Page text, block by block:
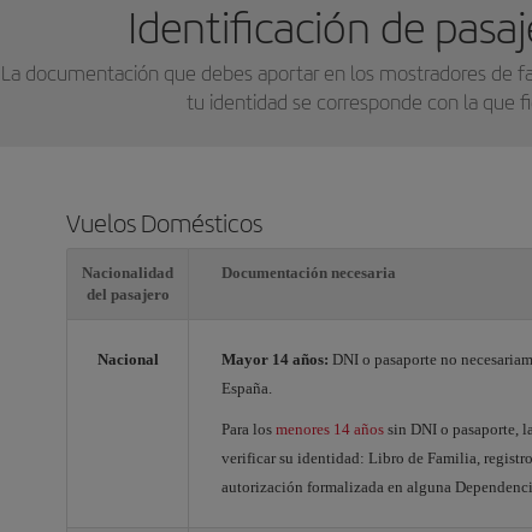
Identificación de
La documentación que debes aportar en los mostradores de
tu identidad se corresponde con la que
Vuelos Domésticos
Nacionalidad
del pasajero
Documentación necesaria
Nacional Mayor 14 años: DNI o pasaporte no
España.
Para losmenores 14 años sin DNI o pasaporte,
verificar su identidad: Libro de Familia,
autorización formalizada en alguna